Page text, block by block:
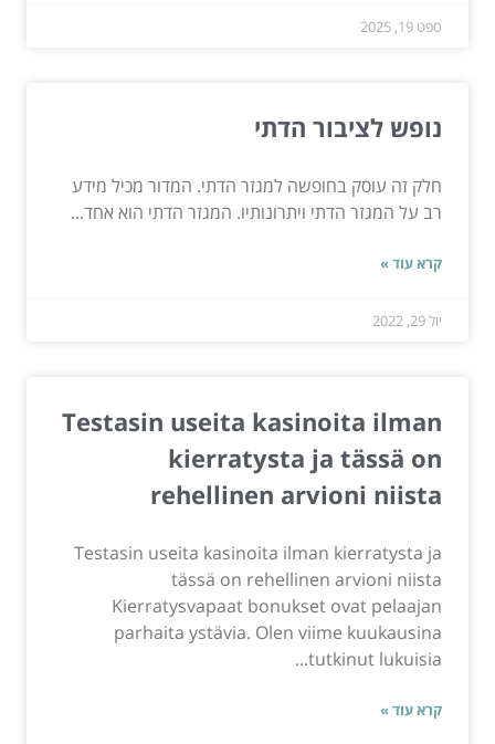
ספט 19, 2025
נופש לציבור הדתי
חלק זה עוסק בחופשה למגזר הדתי. המדור מכיל מידע
רב על המגזר הדתי ויתרונותיו. המגזר הדתי הוא אחד...
קרא עוד »
יול 29, 2022
Testasin useita kasinoita ilman
kierratysta ja tässä on
rehellinen arvioni niista
Testasin useita kasinoita ilman kierratysta ja
tässä on rehellinen arvioni niista
Kierratysvapaat bonukset ovat pelaajan
parhaita ystävia. Olen viime kuukausina
tutkinut lukuisia...
קרא עוד »